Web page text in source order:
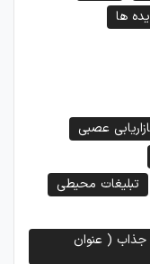
ها
عصبی
تبلیغات محیطی
( عنوان